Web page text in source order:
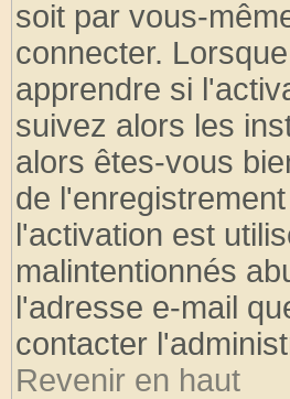
soit par vous-
connecter.
apprendre si
suivez alors les
alors êtes-vous
de
l'activation est
malintentionnés
l'adresse e-mail
contacter
Revenir en haut